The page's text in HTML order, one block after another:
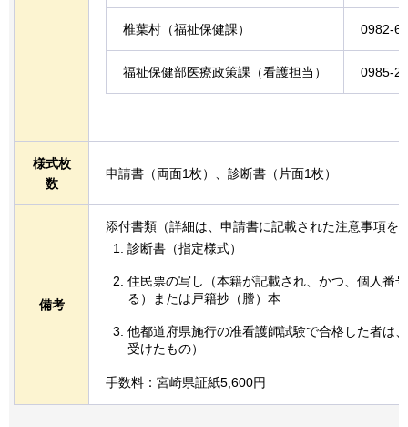
椎葉村（福祉保健課） 0982-
福祉保健部医療政策課（看護担当） 0985-
様式枚
数
申請書（両面1枚）、診断書（片面1枚）
備考
添付書類（詳細は、申請書に記載された注意事項を
診断書（指定様式）
住民票の写し（本籍が記載され、かつ、個人番
る）または戸籍抄（謄）本
他都道府県施行の准看護師試験で合格した者は
受けたもの）
手数料：宮崎県証紙5,600円